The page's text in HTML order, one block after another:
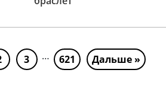
3 … 621 Дальше »